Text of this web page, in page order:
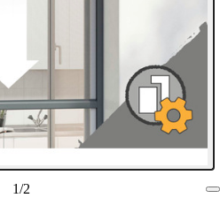
1/2